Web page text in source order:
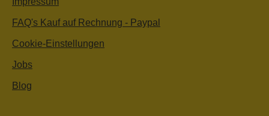
FAQ's Kauf auf Rechnung - Paypal
Cookie-Einstellungen
Jobs
Blog